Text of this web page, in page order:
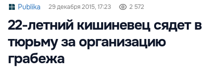
Publika 29 декабря 2015, 17:23 2 572
22-летний кишиневец сядет в
тюрьму за организацию
грабежа